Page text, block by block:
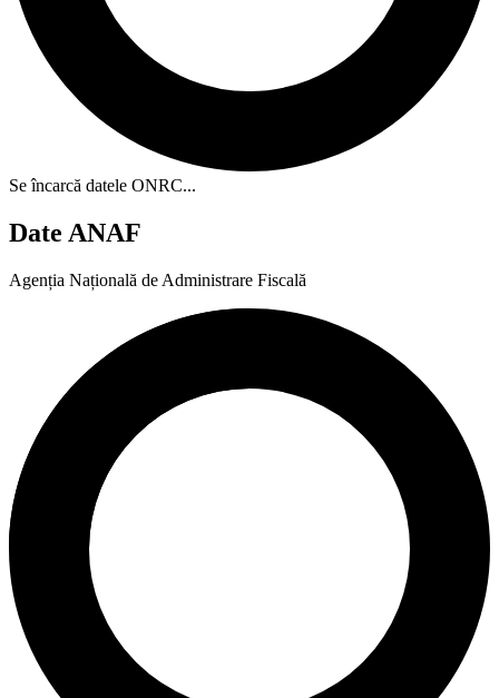
Se încarcă datele ONRC...
Date ANAF
Agenția Națională de Administrare Fiscală